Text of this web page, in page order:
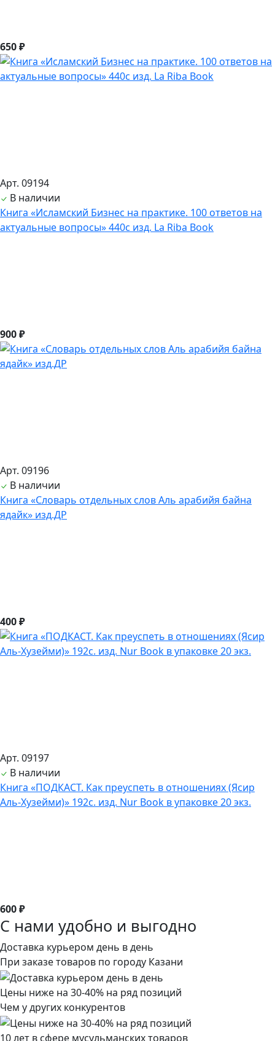
650 ₽
Арт. 09194
В наличии
Книга «Исламский Бизнес на практике. 100 ответов на
актуальные вопросы» 440с изд. La Riba Book
900 ₽
Арт. 09196
В наличии
Книга «Словарь отдельных слов Аль арабийя байна
ядайк» изд.ДР
400 ₽
Арт. 09197
В наличии
Книга «ПОДКАСТ. Как преуспеть в отношениях (Ясир
Аль-Хузейми)» 192с. изд. Nur Book в упаковке 20 экз.
600 ₽
С нами удобно и выгодно
Доставка курьером день в день
При заказе товаров по городу Казани
Цены ниже на 30-40% на ряд позиций
Чем у других конкурентов
10 лет в сфере мусульманских товаров